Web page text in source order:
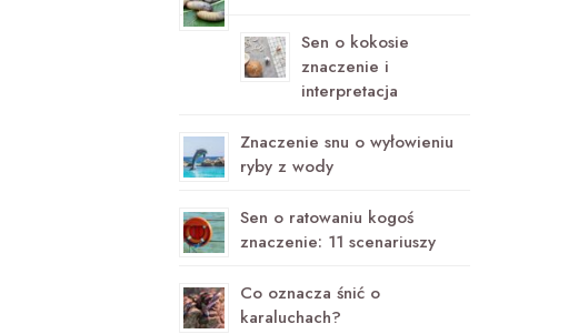
Sen o kokosie
znaczenie i
interpretacja
Znaczenie snu o wyłowieniu
ryby z wody
Sen o ratowaniu kogoś
znaczenie: 11 scenariuszy
Co oznacza śnić o
karaluchach?